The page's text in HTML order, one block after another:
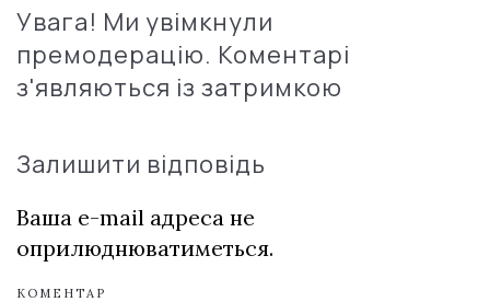
Увага! Ми увімкнули
премодерацію. Коментарі
з'являються із затримкою
Залишити відповідь
Ваша e-mail адреса не
оприлюднюватиметься.
КОМЕНТАР